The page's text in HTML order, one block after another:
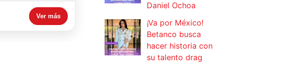
Ver más
Daniel Ochoa
¡Va por México!
Betanco busca
hacer historia con
su talento drag